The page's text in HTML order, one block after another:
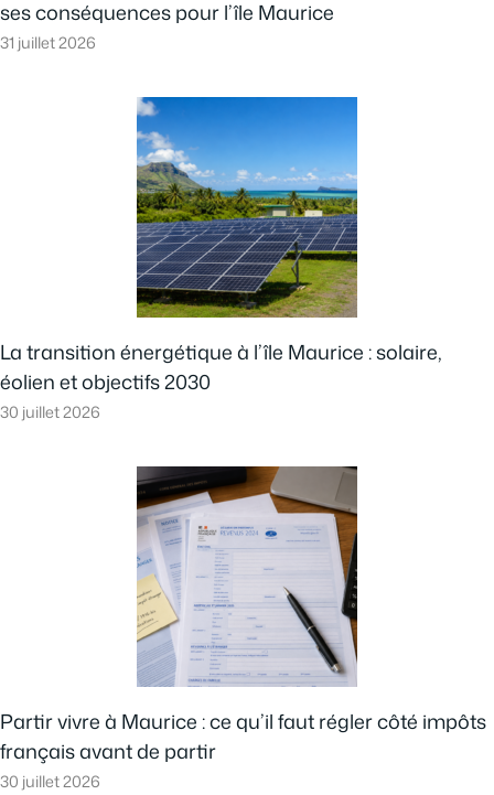
ses conséquences pour l’île Maurice
31 juillet 2026
La transition énergétique à l’île Maurice : solaire,
éolien et objectifs 2030
30 juillet 2026
Partir vivre à Maurice : ce qu’il faut régler côté impôts
français avant de partir
30 juillet 2026